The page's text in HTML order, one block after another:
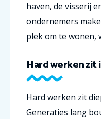
haven, de visserij
ondernemers
plek om te wonen,
Hard werken
Hard werken zit
Generaties lang